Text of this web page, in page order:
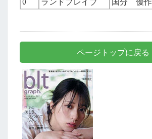
ページトップに戻る